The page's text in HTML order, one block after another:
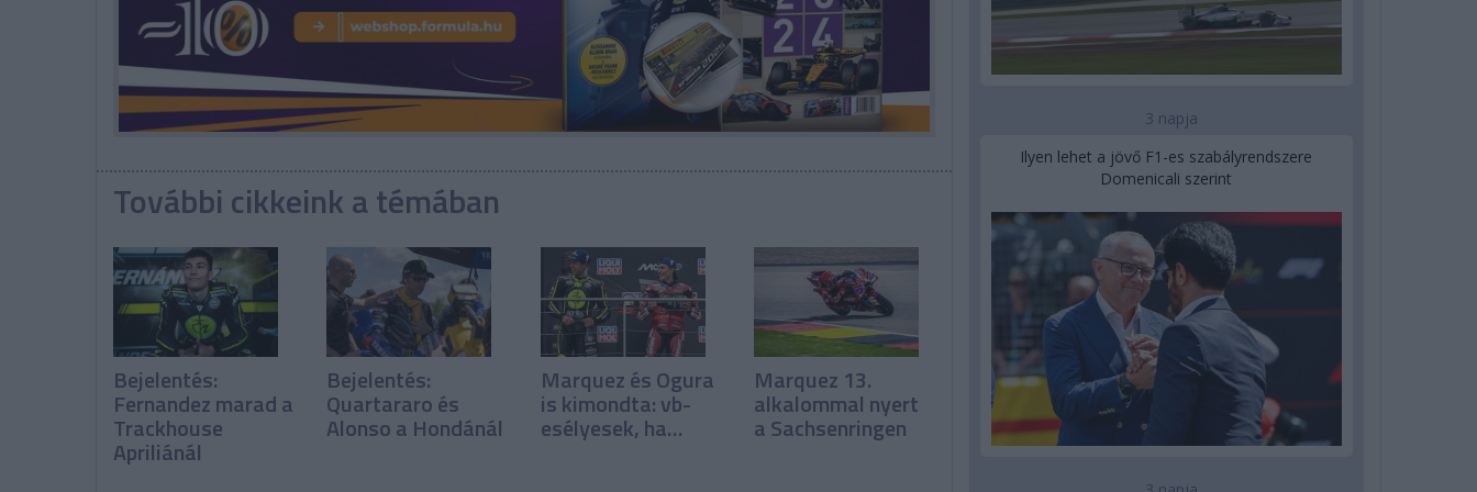
További cikkeink a témában
Bejelentés:
Fernandez marad a
Trackhouse
Apriliánál
Bejelentés:
Quartararo és
Alonso a Hondánál
Marquez és Ogura
is kimondta: vb-
esélyesek, ha…
Marquez 13.
alkalommal nyert
a Sachsenringen
3 napja
Ilyen lehet a jövő F1-es szabályrendszere
Domenicali szerint